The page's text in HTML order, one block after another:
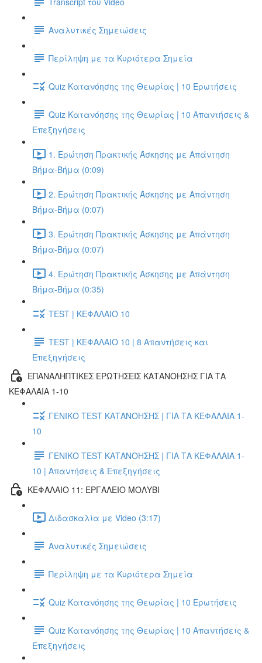
Αναλυτικές Σημειώσεις
Περίληψη με τα Κυριότερα Σημεία
Quiz Κατανόησης της Θεωρίας | 10 Ερωτήσεις
Quiz Κατανόησης της Θεωρίας | 10 Απαντήσεις &
Επεξηγήσεις
1. Ερώτηση Πρακτικής Άσκησης με Απάντηση
Βήμα-Βήμα (0:09)
2. Ερώτηση Πρακτικής Άσκησης με Απάντηση
Βήμα-Βήμα (0:07)
3. Ερώτηση Πρακτικής Άσκησης με Απάντηση
Βήμα-Βήμα (0:07)
4. Ερώτηση Πρακτικής Άσκησης με Απάντηση
Βήμα-Βήμα (0:35)
TEST | ΚΕΦΑΛΑΙΟ 10
TEST | ΚΕΦΑΛΑΙΟ 10 | 8 Απαντήσεις και
Επεξηγήσεις
ΕΠΑΝΑΛΗΠΤΙΚΕΣ ΕΡΩΤΗΣΕΙΣ ΚΑΤΑΝΟΗΣΗΣ ΓΙΑ ΤΑ
ΚΕΦΑΛΑΙΑ 1-10
ΓΕΝΙΚΟ TEST ΚΑΤΑΝΟΗΣΗΣ | ΓΙΑ ΤΑ ΚΕΦΑΛΑΙΑ 1-
10
ΓΕΝΙΚΟ TEST ΚΑΤΑΝΟΗΣΗΣ | ΓΙΑ ΤΑ ΚΕΦΑΛΑΙΑ 1-
10 | Απαντήσεις & Επεξηγήσεις
ΚΕΦΑΛΑΙΟ 11: ΕΡΓΑΛΕΙΟ ΜΟΛΥΒΙ
Διδασκαλία με Video (3:17)
Αναλυτικές Σημειώσεις
Περίληψη με τα Κυριότερα Σημεία
Quiz Κατανόησης της Θεωρίας | 10 Ερωτήσεις
Quiz Κατανόησης της Θεωρίας | 10 Απαντήσεις &
Επεξηγήσεις